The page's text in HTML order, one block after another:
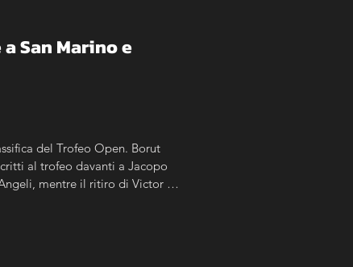
San Marino e
del Trofeo Open. Borut
al trofeo davanti a Jacopo
mentre il ritiro di Victor